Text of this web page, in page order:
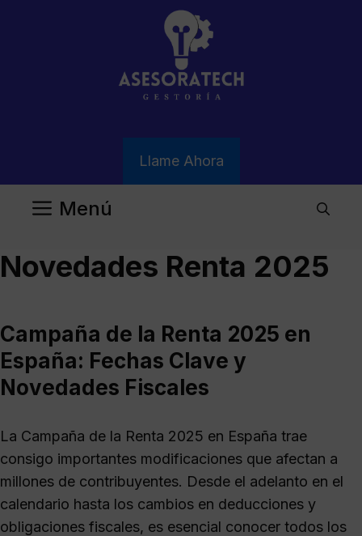
Llame Ahora
Menú
Novedades Renta 2025
Campaña de la Renta 2025 en
España: Fechas Clave y
Novedades Fiscales
La Campaña de la Renta 2025 en España trae
consigo importantes modificaciones que afectan a
millones de contribuyentes. Desde el adelanto en el
calendario hasta los cambios en deducciones y
obligaciones fiscales, es esencial conocer todos los